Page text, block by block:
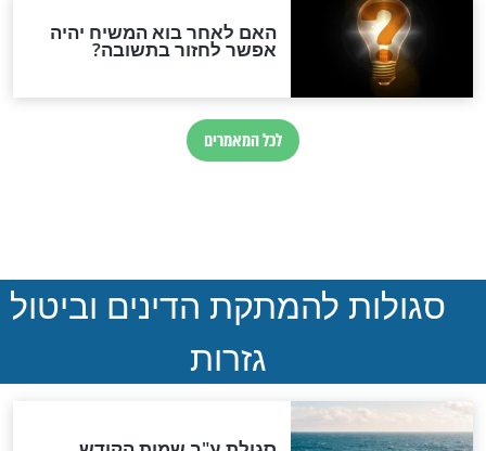
ואיראן: בלי שקיפות ועם הרבה
סימני שאלה
המסמך האבוד שנחשף
שורדת השואה שחוגגת 100:
"מודה לקב"ה על כל השנים"